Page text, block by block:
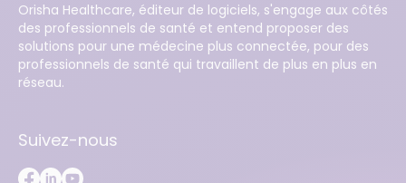
Orisha Healthcare, éditeur de logiciels, s'engage aux côtés
des professionnels de santé et entend proposer des
solutions pour une médecine plus connectée, pour des
professionnels de santé qui travaillent de plus en plus en
réseau.
Suivez-nous